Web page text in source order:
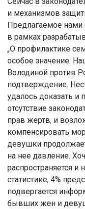
и механизмов
Предлагаемое нами
в рамках
„О профилактике
особое значение.
Володиной против
подтверждение.
удалось доказать и
отсутствие
прав жертв, и
компенсировать
девушки
на нее давление.
распространяется
статистике, 4%
подвергается
бывших жен и